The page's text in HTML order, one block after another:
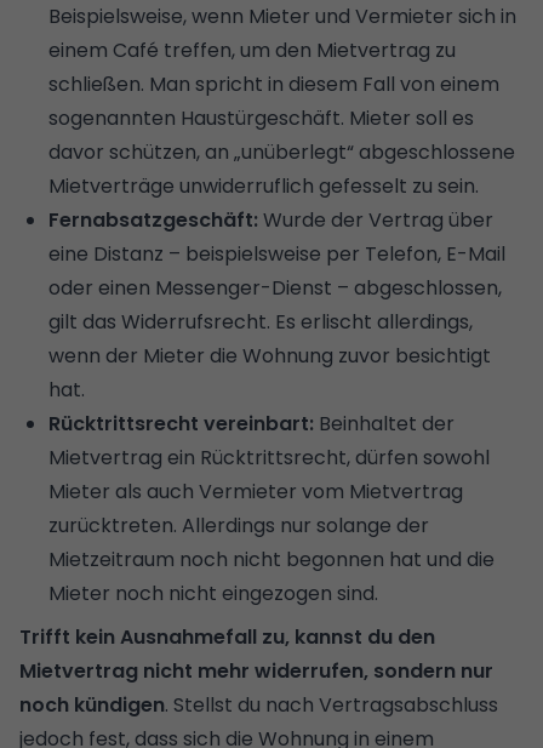
Beispielsweise, wenn Mieter und Vermieter sich in
einem Café treffen, um den Mietvertrag zu
schließen. Man spricht in diesem Fall von einem
sogenannten Haustürgeschäft. Mieter soll es
davor schützen, an „unüberlegt“ abgeschlossene
Mietverträge unwiderruflich gefesselt zu sein.
Fernabsatzgeschäft: Wurde der Vertrag über
eine Distanz – beispielsweise per Telefon, E-Mail
oder einen Messenger-Dienst – abgeschlossen,
gilt das Widerrufsrecht. Es erlischt allerdings,
wenn der Mieter die Wohnung zuvor besichtigt
hat.
Rücktrittsrecht vereinbart: Beinhaltet der
Mietvertrag ein Rücktrittsrecht, dürfen sowohl
Mieter als auch Vermieter vom Mietvertrag
zurücktreten. Allerdings nur solange der
Mietzeitraum noch nicht begonnen hat und die
Mieter noch nicht eingezogen sind.
Trifft kein Ausnahmefall zu, kannst du den
Mietvertrag nicht mehr widerrufen, sondern nur
noch kündigen. Stellst du nach Vertragsabschluss
jedoch fest, dass sich die Wohnung in einem